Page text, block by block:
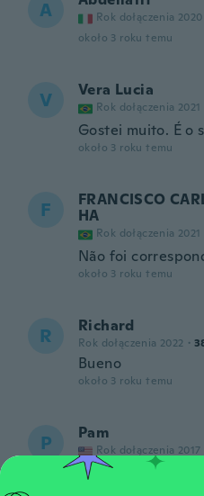
A Rok dołączenia 2020
około 3 roku temu
V Vera Lucia
Rok dołączenia 2021
Gostei muito. É o
około 3 roku temu
F
FRANCISCO
HA
Rok dołączenia 2021
Não foi
około 3 roku temu
R Richard
Rok dołączenia 2022 ·
Bueno
około 3 roku temu
P Pam
Rok dołączenia 2017
Love it